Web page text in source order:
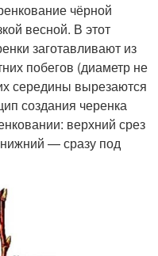
чёрной
весной. В этот
заготавливают из
побегов (диаметр не
середины вырезаются
создания черенка
верхний срез
— сразу под